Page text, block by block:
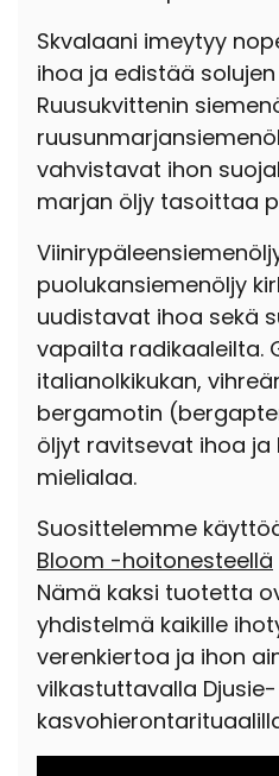
Skvalaani imeytyy
ihoa ja edistää
Ruusukvittenin
vahvistavat ihon
marjan öljy tasoittaa
puolukansiemenöljy
uudistavat ihoa sekä
vapailta radikaaleilta.
italianolkikukan,
bergamotin
öljyt ravitsevat ihoa
mielialaa.
Suosittelemme
Bloom -hoitonesteellä
Nämä kaksi tuotetta
yhdistelmä kaikille
verenkiertoa ja ihon
vilkastuttavalla Djusie-